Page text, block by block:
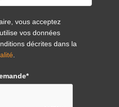
vous acceptez
vos données
décrites dans la
.